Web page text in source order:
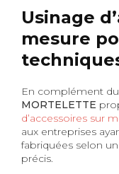
Usinage
mesure
En complément du
MORTELETTE
d’accessoires sur
aux entreprises
fabriquées selon
précis.